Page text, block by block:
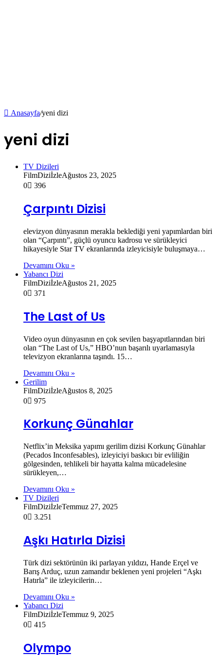
Anasayfa/yeni dizi
yeni dizi
TV Dizileri
FilmDiziİzleAğustos 23, 2025
0
396
Çarpıntı Dizisi
elevizyon dünyasının merakla beklediği yeni yapımlardan biri
olan “Çarpıntı”, güçlü oyuncu kadrosu ve sürükleyici
hikayesiyle Star TV ekranlarında izleyicisiyle buluşmaya…
Devamını Oku »
Yabancı Dizi
FilmDiziİzleAğustos 21, 2025
0
371
The Last of Us
Video oyun dünyasının en çok sevilen başyapıtlarından biri
olan “The Last of Us,” HBO’nun başarılı uyarlamasıyla
televizyon ekranlarına taşındı. 15…
Devamını Oku »
Gerilim
FilmDiziİzleAğustos 8, 2025
0
975
Korkunç Günahlar
Netflix’in Meksika yapımı gerilim dizisi Korkunç Günahlar
(Pecados Inconfesables), izleyiciyi baskıcı bir evliliğin
gölgesinden, tehlikeli bir hayatta kalma mücadelesine
sürükleyen,…
Devamını Oku »
TV Dizileri
FilmDiziİzleTemmuz 27, 2025
0
3.251
Aşkı Hatırla Dizisi
Türk dizi sektörünün iki parlayan yıldızı, Hande Erçel ve
Barış Arduç, uzun zamandır beklenen yeni projeleri “Aşkı
Hatırla” ile izleyicilerin…
Devamını Oku »
Yabancı Dizi
FilmDiziİzleTemmuz 9, 2025
0
415
Olympo